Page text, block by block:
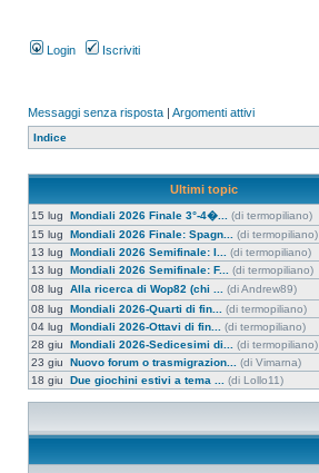
Login Iscriviti
Messaggi senza risposta | Argomenti attivi
Indice
Ultimi topic
15 lug Mondiali 2026 Finale 3°-4�... (di termopiliano)
15 lug Mondiali 2026 Finale: Spagn... (di termopiliano)
13 lug Mondiali 2026 Semifinale: I... (di termopiliano)
13 lug Mondiali 2026 Semifinale: F... (di termopiliano)
08 lug Alla ricerca di Wop82 (chi ... (di Andrew89)
08 lug Mondiali 2026-Quarti di fin... (di termopiliano)
04 lug Mondiali 2026-Ottavi di fin... (di termopiliano)
28 giu Mondiali 2026-Sedicesimi di... (di termopiliano)
23 giu Nuovo forum o trasmigrazion... (di Vimarna)
18 giu Due giochini estivi a tema ... (di Lollo11)